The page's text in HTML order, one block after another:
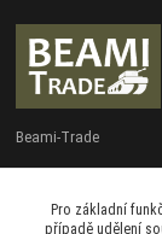
Beami-Trade
+420 775 427 778
Po - Pá 9:00 - 16:00
Pro základní
případě udělení